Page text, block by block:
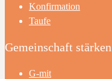
Konfirmation
Taufe
Gemeinschaft stärken
G-mit